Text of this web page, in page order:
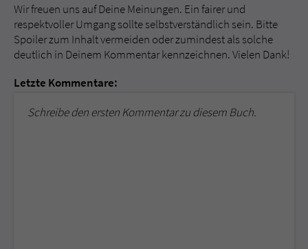
Wir freuen uns auf Deine Meinungen. Ein fairer und
respektvoller Umgang sollte selbstverständlich sein. Bitte
Spoiler zum Inhalt vermeiden oder zumindest als solche
deutlich in Deinem Kommentar kennzeichnen. Vielen Dank!
Letzte Kommentare:
Schreibe den ersten Kommentar zu diesem Buch.